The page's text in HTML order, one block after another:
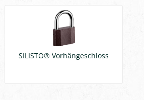
SILISTO® Vorhängeschloss